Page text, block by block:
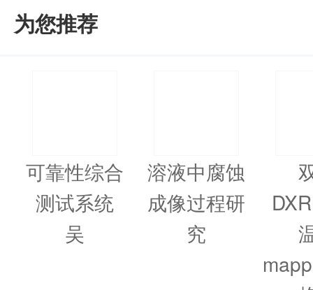
为您推荐
可靠性综合
测试系统
吴
溶液中腐蚀
成像过程研
究